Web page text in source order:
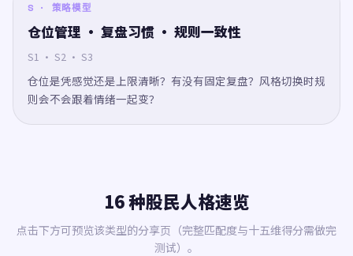
S · 策略模型
仓位管理 · 复盘习惯 · 规则一致性
S1 · S2 · S3
仓位是凭感觉还是上限清晰？有没有固定复盘？风格切换时规
则会不会跟着情绪一起变？
16 种股民人格速览
点击下方可预览该类型的分享页（完整匹配度与十五维得分需做完
测试）。